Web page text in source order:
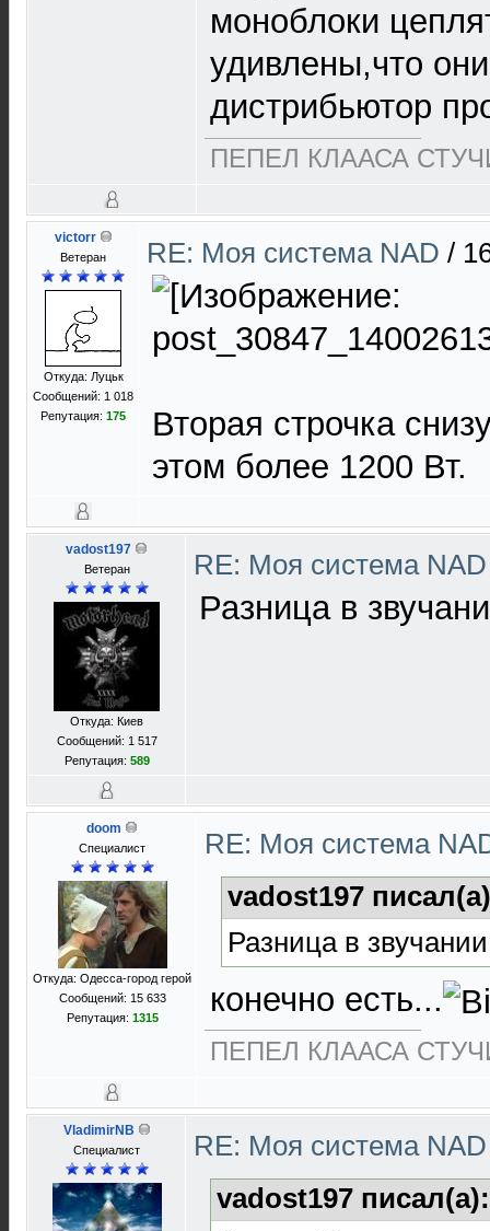
моноблоки
удивлены,что
дистрибьютор
ПЕПЕЛ КЛААСА
victorr
Ветеран
Откуда: Луцьк
Сообщений: 1 018
Репутация: 175
RE: Моя система NAD /
Вторая строчка
этом более 1200 Вт.
vadost197
Ветеран
Откуда: Киев
Сообщений: 1 517
Репутация: 589
RE: Моя система
Разница в
doom
Специалист
Откуда: Одесса-город герой
Сообщений: 15 633
Репутация: 1315
RE: Моя система
vadost197
Разница в
конечно есть...
ПЕПЕЛ КЛААСА
VladimirNB
Специалист
RE: Моя система
vadost197